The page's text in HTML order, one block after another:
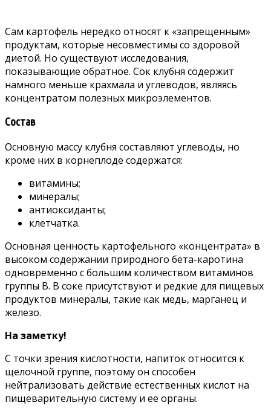
Сам картофель нередко относят к «запрещенным»
продуктам, которые несовместимы со здоровой
диетой. Но существуют исследования,
показывающие обратное. Сок клубня содержит
намного меньше крахмала и углеводов, являясь
концентратом полезных микроэлементов.
Состав
Основную массу клубня составляют углеводы, но
кроме них в корнеплоде содержатся:
витамины;
минералы;
антиоксиданты;
клетчатка.
Основная ценность картофельного «концентрата» в
высоком содержании природного бета-каротина
одновременно с большим количеством витаминов
группы В. В соке присутствуют и редкие для пищевых
продуктов минералы, такие как медь, марганец и
железо.
На заметку!
С точки зрения кислотности, напиток относится к
щелочной группе, поэтому он способен
нейтрализовать действие естественных кислот на
пищеварительную систему и ее органы.